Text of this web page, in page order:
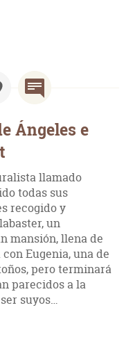
Ángeles e
llamado
todas sus
recogido y
un
mansión, llena de
Eugenia, una de
pero terminará
parecidos a la
suyos…